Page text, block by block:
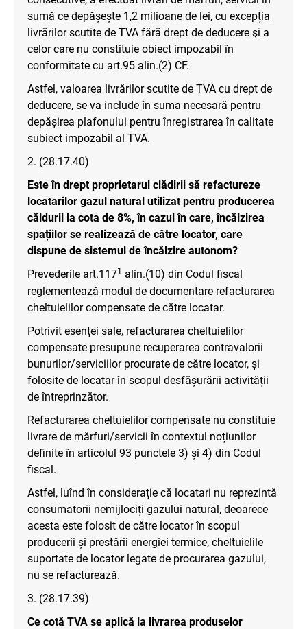
sumă ce depășește 1,2 milioane de lei, cu excepția
livrărilor scutite de TVA fără drept de deducere şi a
celor care nu constituie obiect impozabil în
conformitate cu art.95 alin.(2) CF.
Astfel, valoarea livrărilor scutite de TVA cu drept de
deducere, se va include în suma necesară pentru
depășirea plafonului pentru înregistrarea în calitate
subiect impozabil al TVA.
2. (28.17.40)
Este în drept proprietarul clădirii să refactureze
locatarilor gazul natural utilizat pentru producerea
căldurii la cota de 8%, în cazul în care, încălzirea
spațiilor se realizează de către locator, care
dispune de sistemul de încălzire autonom?
Prevederile art.1171 alin.(10) din Codul fiscal
reglementează modul de documentare refacturarea
cheltuielilor compensate de către locatar.
Potrivit esenței sale, refacturarea cheltuielilor
compensate presupune recuperarea contravalorii
bunurilor/serviciilor procurate de către locator, și
folosite de locatar în scopul desfășurării activității
de întreprinzător.
Refacturarea cheltuielilor compensate nu constituie
livrare de mărfuri/servicii în contextul noțiunilor
definite în articolul 93 punctele 3) și 4) din Codul
fiscal.
Astfel, luînd în considerație că locatari nu reprezintă
consumatorii nemijlociți gazului natural, deoarece
acesta este folosit de către locator în scopul
producerii și prestării energiei termice, cheltuielile
suportate de locator legate de procurarea gazului,
nu se refacturează.
3. (28.17.39)
Ce cotă TVA se aplică la livrarea produselor